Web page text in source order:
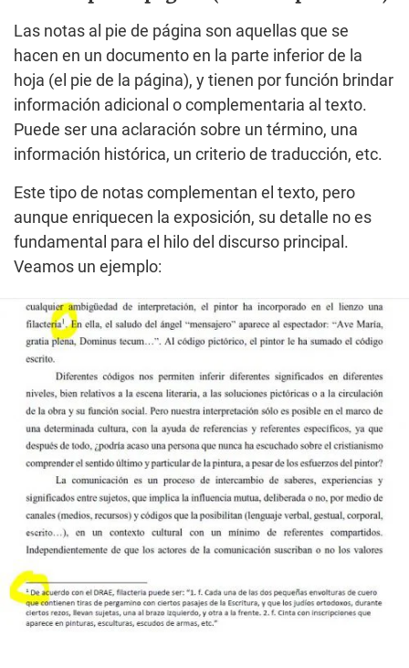
Las notas al pie de página son aquellas que se
hacen en un documento en la parte inferior de la
hoja (el pie de la página), y tienen por función brindar
información adicional o complementaria al texto.
Puede ser una aclaración sobre un término, una
información histórica, un criterio de traducción, etc.
Este tipo de notas complementan el texto, pero
aunque enriquecen la exposición, su detalle no es
fundamental para el hilo del discurso principal.
Veamos un ejemplo: